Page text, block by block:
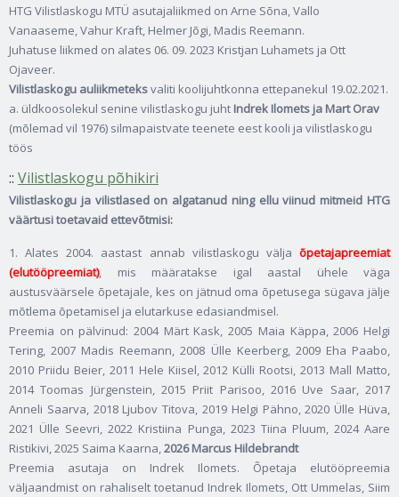
HTG Vilistlaskogu MTÜ asutajaliikmed on Arne Sõna, Vallo
Vanaaseme, Vahur Kraft, Helmer Jõgi, Madis Reemann.
Juhatuse liikmed on alates 06. 09. 2023 Kristjan Luhamets ja Ott
Ojaveer.
Vilistlaskogu auliikmeteksvaliti koolijuhtkonna ettepanekul 19.02.2021.
a. üldkoosolekul senine vilistlaskogu juht Indrek Ilomets ja Mart Orav
(mõlemad vil 1976) silmapaistvate teenete eest kooli ja vilistlaskogu
töös
:: Vilistlaskogu põhikiri
Vilistlaskogu ja vilistlased on algatanud ning ellu viinud mitmeid HTG
väärtusi toetavaid ettevõtmisi:
1. Alates 2004. aastast annab vilistlaskogu välja õpetajapreemiat
(elutööpreemiat), mis määratakse igal aastal ühele väga
austusväärsele õpetajale, kes on jätnud oma õpetusega sügava jälje
mõtlema õpetamisel ja elutarkuse edasiandmisel.
Preemia on pälvinud: 2004 Märt Kask, 2005 Maia Käppa, 2006 Helgi
Tering, 2007 Madis Reemann, 2008 Ülle Keerberg, 2009 Eha Paabo,
2010 Priidu Beier, 2011 Hele Kiisel, 2012 Külli Rootsi, 2013 Mall Matto,
2014 Toomas Jürgenstein, 2015 Priit Parisoo, 2016 Uve Saar, 2017
Anneli Saarva, 2018 Ljubov Titova, 2019 Helgi Pähno, 2020 Ülle Hüva,
2021 Ülle Seevri, 2022 Kristiina Punga, 2023 Tiina Pluum, 2024 Aare
Ristikivi, 2025 Saima Kaarna,2026 Marcus Hildebrandt
Preemia asutaja on Indrek Ilomets. Õpetaja elutööpreemia
väljaandmist on rahaliselt toetanud Indrek Ilomets, Ott Ummelas, Siim